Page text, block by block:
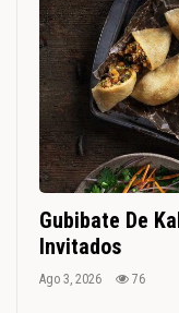
Gubibate De
Invitados
Ago 3, 2026 76